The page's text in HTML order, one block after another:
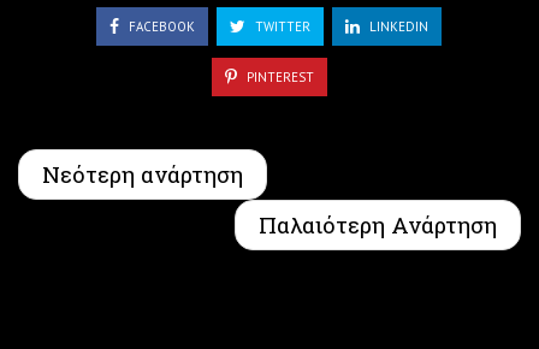
FACEBOOK TWITTER LINKEDIN
PINTEREST
Νεότερη ανάρτηση
Παλαιότερη Ανάρτηση